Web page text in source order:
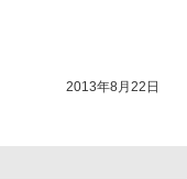
2013年8月22日